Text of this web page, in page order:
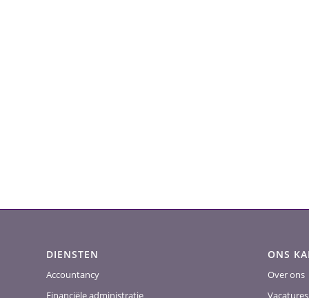
DIENSTEN
Accountancy
Financiële administratie
ONS
Over ons
Vacatures